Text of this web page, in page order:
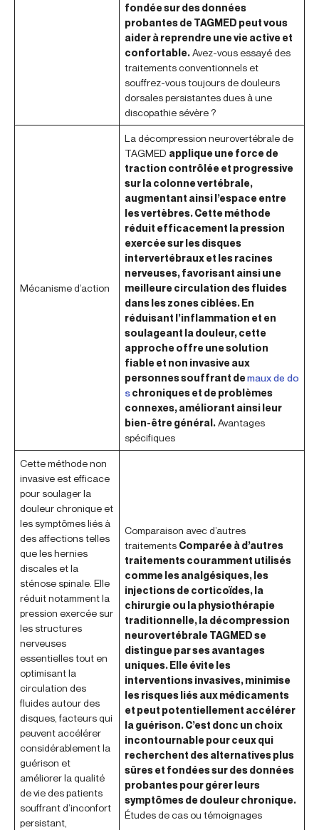
fondée sur des données
probantes de TAGMED peut vous
aider à reprendre une vie active et
confortable.Avez-vous essayé des
traitements conventionnels et
souffrez-vous toujours de douleurs
dorsales persistantes dues à une
discopathie sévère ?
Mécanisme d’action
La décompression neurovertébrale de
TAGMED applique une force de
traction contrôlée et progressive
sur la colonne vertébrale,
augmentant ainsi l’espace entre
les vertèbres. Cette méthode
réduit efficacement la pression
exercée sur les disques
intervertébraux et les racines
nerveuses, favorisant ainsi une
meilleure circulation des fluides
dans les zones ciblées. En
réduisant l’inflammation et en
soulageant la douleur, cette
approche offre une solution
fiable et non invasive aux
personnes souffrant demaux de do
schroniques et de problèmes
connexes, améliorant ainsi leur
bien-être général.Avantages
spécifiques
Cette méthode non
invasive est efficace
pour soulager la
douleur chronique et
les symptômes liés à
des affections telles
que les hernies
discales et la
sténose spinale. Elle
réduit notamment la
pression exercée sur
les structures
nerveuses
essentielles tout en
optimisant la
circulation des
fluides autour des
disques, facteurs qui
peuvent accélérer
considérablement la
guérison et
améliorer la qualité
de vie des patients
souffrant d’inconfort
persistant,
Comparaison avec d’autres
traitements Comparée à d’autres
traitements couramment utilisés
comme les analgésiques, les
injections de corticoïdes, la
chirurgie ou la physiothérapie
traditionnelle, la décompression
neurovertébrale TAGMED se
distingue par ses avantages
uniques. Elle évite les
interventions invasives, minimise
les risques liés aux médicaments
et peut potentiellement accélérer
la guérison. C’est donc un choix
incontournable pour ceux qui
recherchent des alternatives plus
sûres et fondées sur des données
probantes pour gérer leurs
symptômes de douleur chronique.
Études de cas ou témoignages